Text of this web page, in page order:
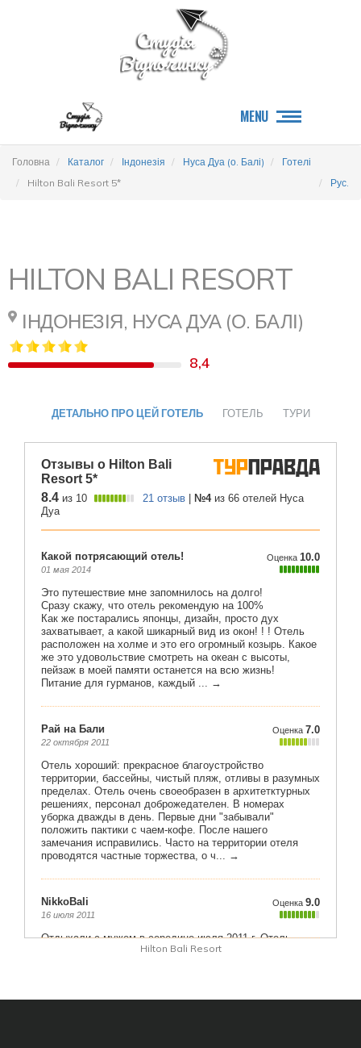
MENU
Головна Каталог Індонезія Нуса Дуа (о. Балі)
Готелі
Hilton Bali Resort 5*
Рус.
HILTON BALI RESORT
ІНДОНЕЗІЯ, НУСА ДУА (О. БАЛІ)
8,4
ДЕТАЛЬНО ПРО ЦЕЙ ГОТЕЛЬ ГОТЕЛЬ ТУРИ
Hilton Bali Resort